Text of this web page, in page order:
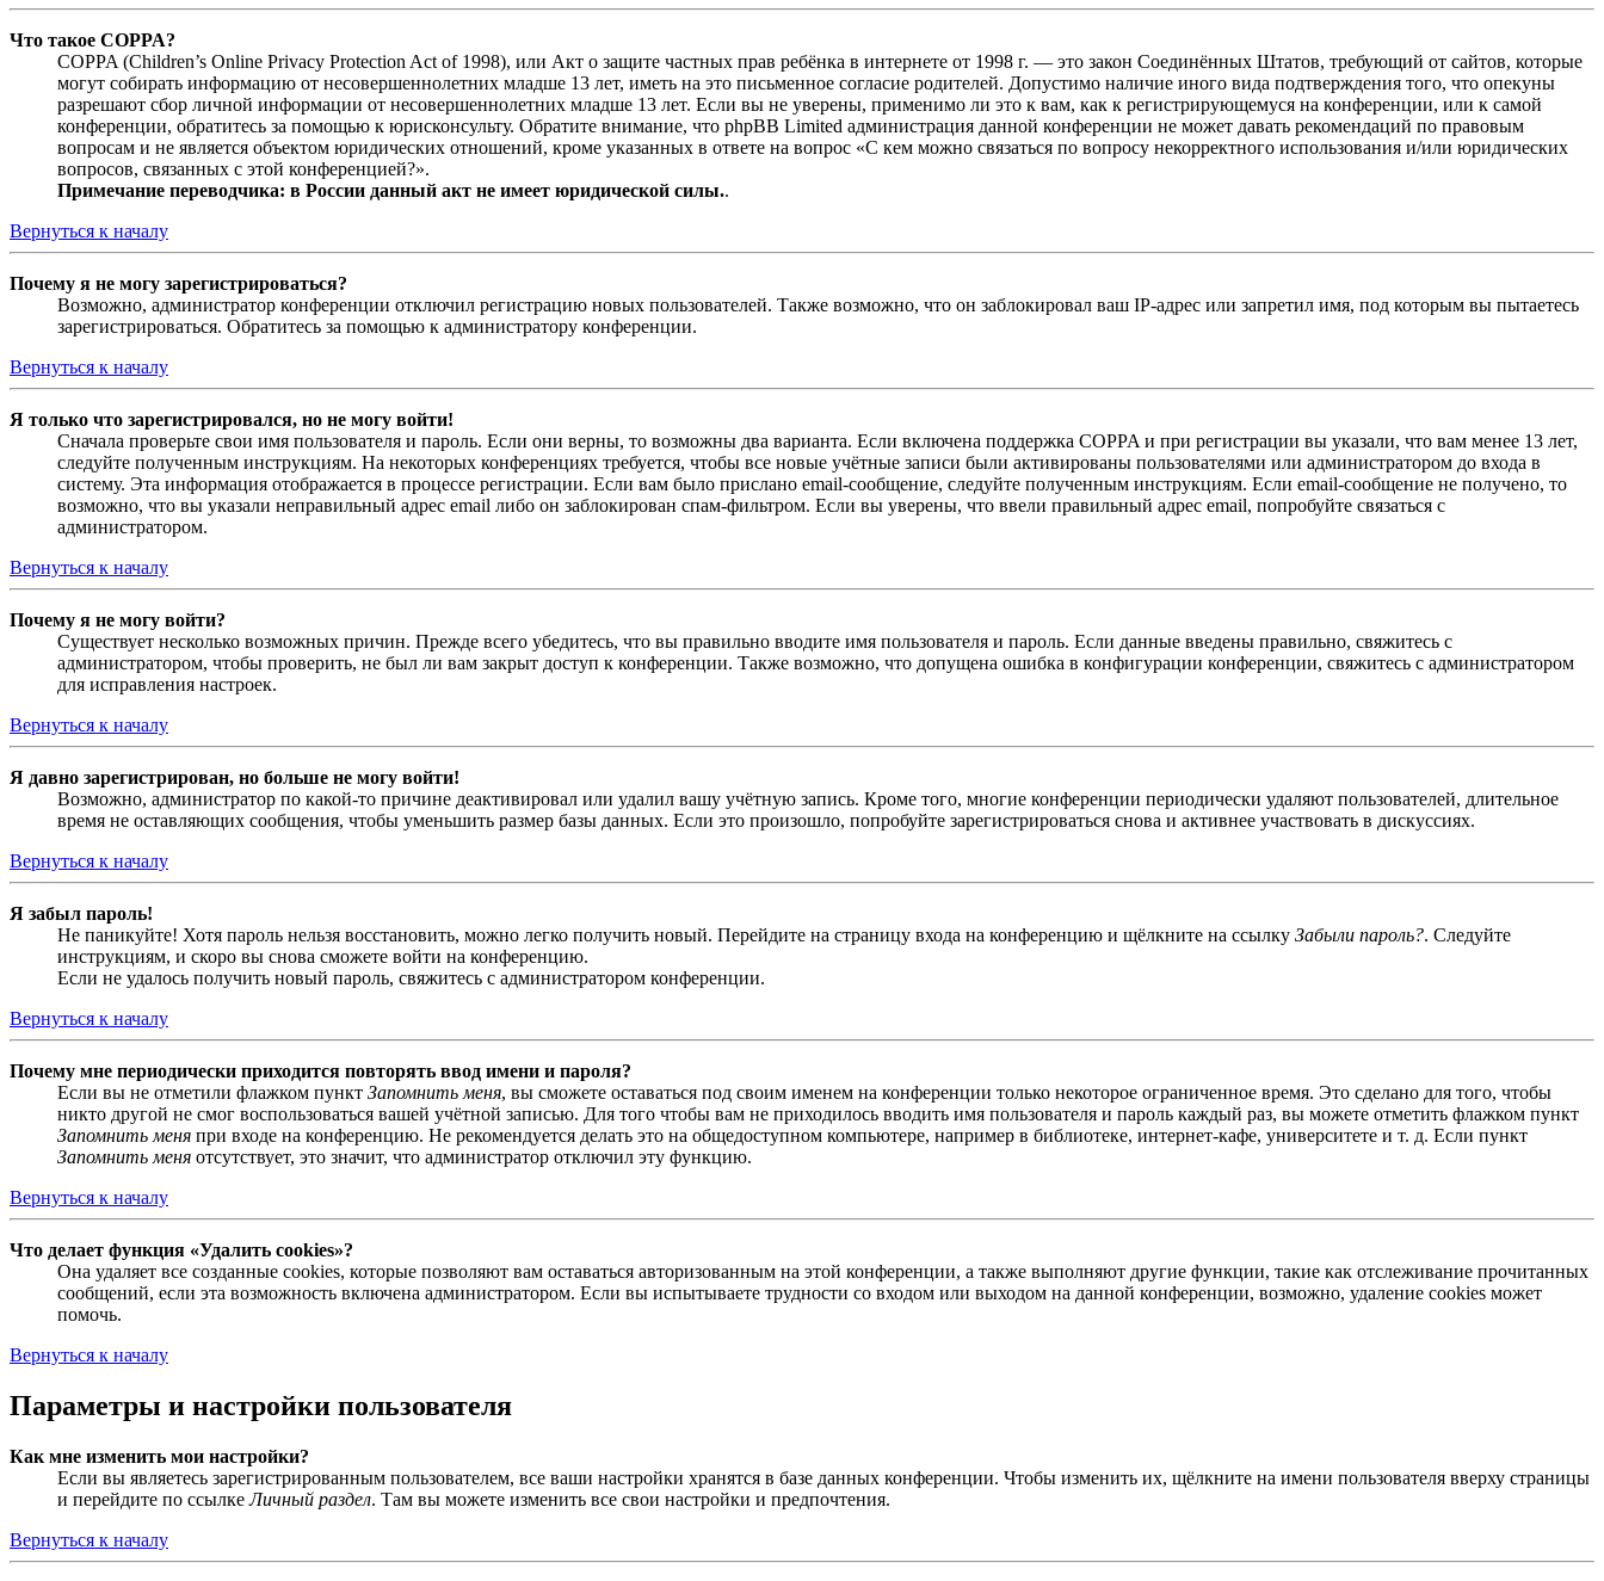
Что такое COPPA?
COPPA (Children’s Online Privacy Protection Act of 1998), или Акт о защите частных прав ребёнка в интернете от 1998 г. — это закон Соединённых Штатов, требующий от сайтов, которые
могут собирать информацию от несовершеннолетних младше 13 лет, иметь на это письменное согласие родителей. Допустимо наличие иного вида подтверждения того, что опекуны
разрешают сбор личной информации от несовершеннолетних младше 13 лет. Если вы не уверены, применимо ли это к вам, как к регистрирующемуся на конференции, или к самой
конференции, обратитесь за помощью к юрисконсульту. Обратите внимание, что phpBB Limited администрация данной конференции не может давать рекомендаций по правовым
вопросам и не является объектом юридических отношений, кроме указанных в ответе на вопрос «С кем можно связаться по вопросу некорректного использования и/или юридических
вопросов, связанных с этой конференцией?».
Примечание переводчика: в России данный акт не имеет юридической силы..
Вернуться к началу
Почему я не могу зарегистрироваться?
Возможно, администратор конференции отключил регистрацию новых пользователей. Также возможно, что он заблокировал ваш IP-адрес или запретил имя, под которым вы пытаетесь
зарегистрироваться. Обратитесь за помощью к администратору конференции.
Вернуться к началу
Я только что зарегистрировался, но не могу войти!
Сначала проверьте свои имя пользователя и пароль. Если они верны, то возможны два варианта. Если включена поддержка COPPA и при регистрации вы указали, что вам менее 13 лет,
следуйте полученным инструкциям. На некоторых конференциях требуется, чтобы все новые учётные записи были активированы пользователями или администратором до входа в
систему. Эта информация отображается в процессе регистрации. Если вам было прислано email-сообщение, следуйте полученным инструкциям. Если email-сообщение не получено, то
возможно, что вы указали неправильный адрес email либо он заблокирован спам-фильтром. Если вы уверены, что ввели правильный адрес email, попробуйте связаться с
администратором.
Вернуться к началу
Почему я не могу войти?
Существует несколько возможных причин. Прежде всего убедитесь, что вы правильно вводите имя пользователя и пароль. Если данные введены правильно, свяжитесь с
администратором, чтобы проверить, не был ли вам закрыт доступ к конференции. Также возможно, что допущена ошибка в конфигурации конференции, свяжитесь с администратором
для исправления настроек.
Вернуться к началу
Я давно зарегистрирован, но больше не могу войти!
Возможно, администратор по какой-то причине деактивировал или удалил вашу учётную запись. Кроме того, многие конференции периодически удаляют пользователей, длительное
время не оставляющих сообщения, чтобы уменьшить размер базы данных. Если это произошло, попробуйте зарегистрироваться снова и активнее участвовать в дискуссиях.
Вернуться к началу
Я забыл пароль!
Не паникуйте! Хотя пароль нельзя восстановить, можно легко получить новый. Перейдите на страницу входа на конференцию и щёлкните на ссылку Забыли пароль?. Следуйте
инструкциям, и скоро вы снова сможете войти на конференцию.
Если не удалось получить новый пароль, свяжитесь с администратором конференции.
Вернуться к началу
Почему мне периодически приходится повторять ввод имени и пароля?
Если вы не отметили флажком пункт Запомнить меня, вы сможете оставаться под своим именем на конференции только некоторое ограниченное время. Это сделано для того, чтобы
никто другой не смог воспользоваться вашей учётной записью. Для того чтобы вам не приходилось вводить имя пользователя и пароль каждый раз, вы можете отметить флажком пункт
Запомнить меня при входе на конференцию. Не рекомендуется делать это на общедоступном компьютере, например в библиотеке, интернет-кафе, университете и т. д. Если пункт
Запомнить меня отсутствует, это значит, что администратор отключил эту функцию.
Вернуться к началу
Что делает функция «Удалить cookies»?
Она удаляет все созданные cookies, которые позволяют вам оставаться авторизованным на этой конференции, а также выполняют другие функции, такие как отслеживание прочитанных
сообщений, если эта возможность включена администратором. Если вы испытываете трудности со входом или выходом на данной конференции, возможно, удаление cookies может
помочь.
Вернуться к началу
Параметры и настройки пользователя
Как мне изменить мои настройки?
Если вы являетесь зарегистрированным пользователем, все ваши настройки хранятся в базе данных конференции. Чтобы изменить их, щёлкните на имени пользователя вверху страницы
и перейдите по ссылкеЛичный раздел. Там вы можете изменить все свои настройки и предпочтения.
Вернуться к началу